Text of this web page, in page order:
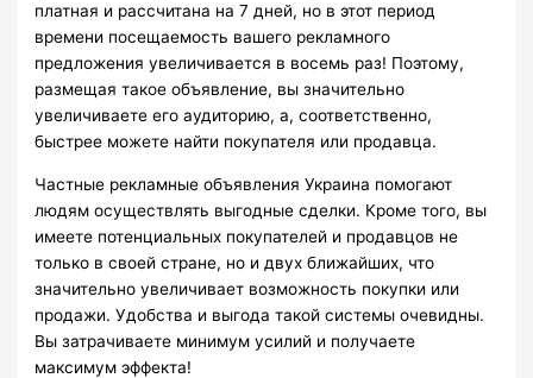
платная и рассчитана на 7 дней, но в этот период
времени посещаемость вашего рекламного
предложения увеличивается в восемь раз! Поэтому,
размещая такое объявление, вы значительно
увеличиваете его аудиторию, а, соответственно,
быстрее можете найти покупателя или продавца.
Частные рекламные объявления Украина помогают
людям осуществлять выгодные сделки. Кроме того, вы
имеете потенциальных покупателей и продавцов не
только в своей стране, но и двух ближайших, что
значительно увеличивает возможность покупки или
продажи. Удобства и выгода такой системы очевидны.
Вы затрачиваете минимум усилий и получаете
максимум эффекта!